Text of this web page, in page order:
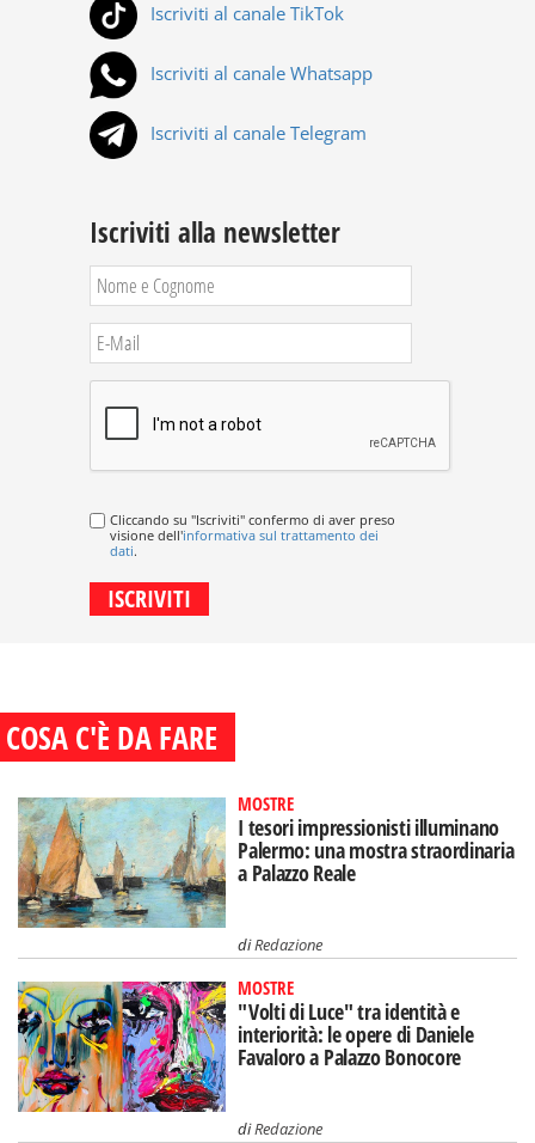
Iscriviti al canale TikTok
Iscriviti al canale Whatsapp
Iscriviti al canale Telegram
Iscriviti alla newsletter
Cliccando su "Iscriviti" confermo di aver preso
visione dell'informativa sul trattamento dei
dati.
COSA C'È DA FARE
MOSTRE
I tesori impressionisti illuminano
Palermo: una mostra straordinaria
a Palazzo Reale
diRedazione
MOSTRE
"Volti di Luce" tra identità e
interiorità: le opere di Daniele
Favaloro a Palazzo Bonocore
diRedazione